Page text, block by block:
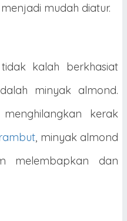
mudah diatur.
kalah berkhasiat
minyak almond.
kerak
, minyak almond
melembapkan dan